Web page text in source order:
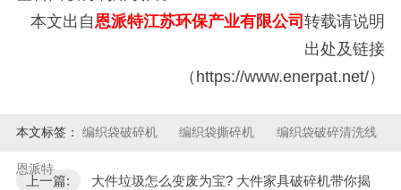
本文出自恩派特江苏环保产业有限公司转载请说明
出处及链接
（https://www.enerpat.net/）
本文标签： 编织袋破碎机 编织袋撕碎机 编织袋破碎清洗线
恩派特
上一篇:
大件垃圾怎么变废为宝? 大件家具破碎机带你揭